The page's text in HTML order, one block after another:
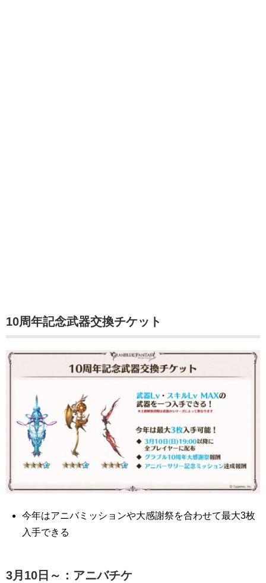
10周年記念武器交換チケット
今年はアニバミッションや大感謝祭を合わせて最大3枚
入手できる
3月10日～：アニバチケ